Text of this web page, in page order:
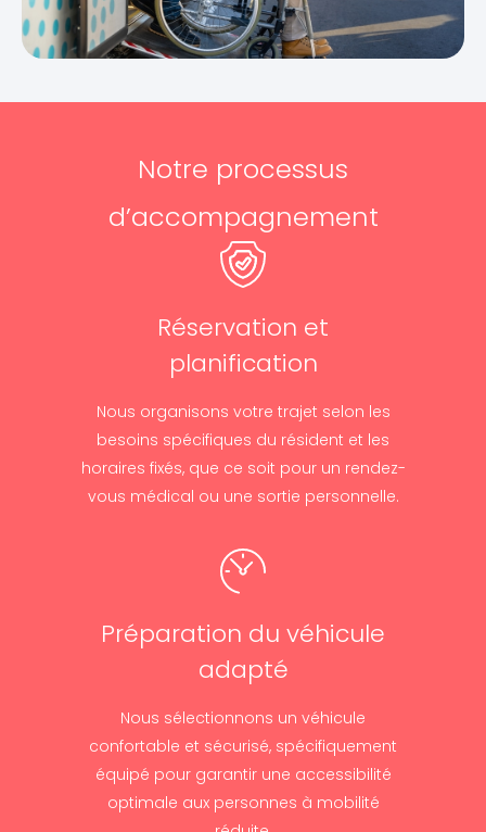
Notre processus
d’accompagnement
Réservation et
planification
Nous organisons votre trajet selon les
besoins spécifiques du résident et les
horaires fixés, que ce soit pour un rendez-
vous médical ou une sortie personnelle.
Préparation du véhicule
adapté
Nous sélectionnons un véhicule
confortable et sécurisé, spécifiquement
équipé pour garantir une accessibilité
optimale aux personnes à mobilité